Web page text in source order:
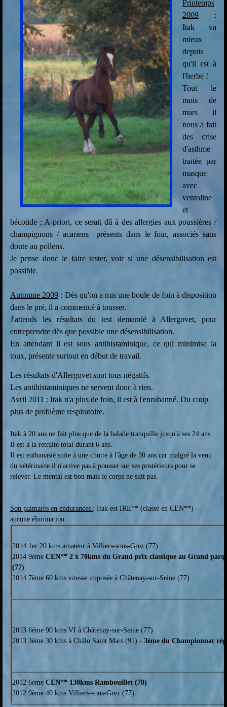
Printemps
2009 :
Itak va
mieux
depuis
qu'il est à
l'herbe !
Tout le
mois de
mars il
nous a fait
des crise
d'asthme
traitée par
masque
avec
ventoline
et
bécotide ; A-priori, ce serait dû à des allergies aux poussières /
champignons / acariens présents dans le foin, associés sans
doute au pollens.
Je pense donc le faire tester, voir si une désensibilisation est
possible.
Automne 2009 : Dès qu'on a mis une boule de foin à disposition
dans le pré, il a commencé à tousser.
J'attends les résultats du test demandé à Allergovet, pour
entreprendre dès que possible une désensibilisation.
En attendant il est sous antihistaminique, ce qui minimise la
toux, présente surtout en début de travail.
Les résultats d'Allergovet sont tous négatifs.
Les antihistaminiques ne servent donc à rien.
Avril 2011 : Itak n'a plus de foin, il est à l'enrubanné. Du coup
plus de problème respiratoire.
Itak à 20 ans ne fait plus que de la balade tranquille jusqu'à ses 24 ans.
Il est à la retraite total durant 6 ans.
Il est euthanasié suite à une chutte à l'âge de 30 ans car malgré la venu
du vétérinaire il n'arrive pas à pousser sur ses postérieurs pour se
relever. Le mental est bon mais le corps ne suit pas.
Son palmarès en endurances : Itak est IRE** (classé en CEN**) -
aucune élimination
2014 1er 20 kms amateur à Villiers-sous-Grez (77)
2014 9ème CEN** 2 x 70kms du Grand prix classique au Grand
(77)
2014 7ème 60 kms vitesse imposée à Châtenay-sur-Seine (77)
2013 6ème 90 kms VI à Châtenay-sur-Seine (77)
2013 3ème 30 kms à Châlo Saint Mars (91) - 3ème du Championnat
2012 6ème CEN** 130kms Rambouillet (78)
2012 9ème 40 kms Villiers-sous-Grez (77)